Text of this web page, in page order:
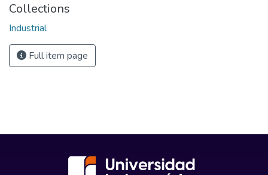
Collections
Industrial
Full item page